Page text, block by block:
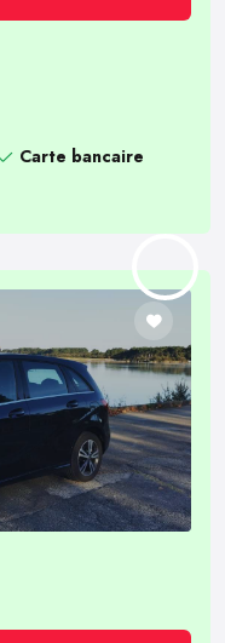
Carte bancaire